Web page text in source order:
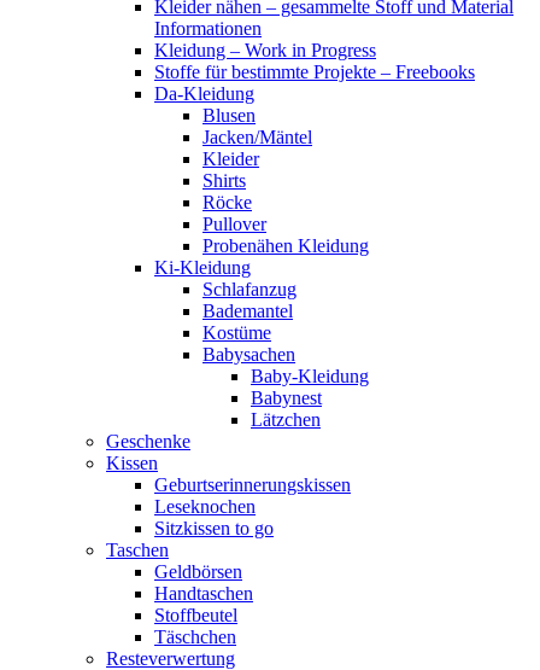
Kleider nähen – gesammelte Stoff und Material
Informationen
Kleidung – Work in Progress
Stoffe für bestimmte Projekte – Freebooks
Da-Kleidung
Blusen
Jacken/Mäntel
Kleider
Shirts
Röcke
Pullover
Probenähen Kleidung
Ki-Kleidung
Schlafanzug
Bademantel
Kostüme
Babysachen
Baby-Kleidung
Babynest
Lätzchen
Geschenke
Kissen
Geburtserinnerungskissen
Leseknochen
Sitzkissen to go
Taschen
Geldbörsen
Handtaschen
Stoffbeutel
Täschchen
Resteverwertung